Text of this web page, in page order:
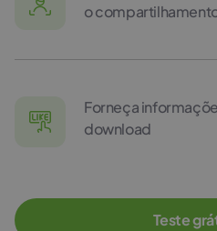
o
Forneça
download
Teste